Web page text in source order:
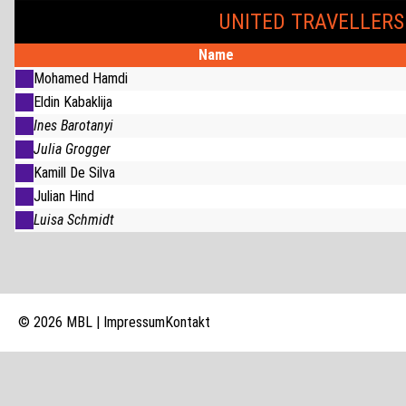
UNITED TRAVELLERS
Name
Mohamed Hamdi
Eldin Kabaklija
Ines Barotanyi
Julia Grogger
Kamill De Silva
Julian Hind
Luisa Schmidt
© 2026 MBL | ImpressumKontakt